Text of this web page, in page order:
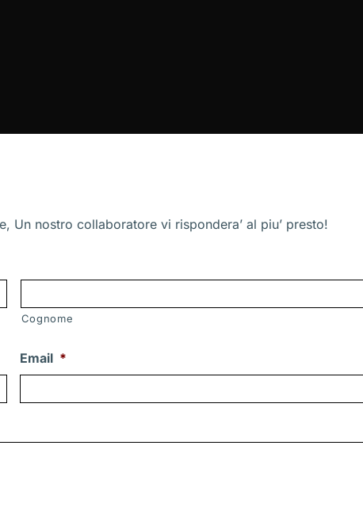
nostro collaboratore vi rispondera’ al piu’ presto!
Cognome
Email *